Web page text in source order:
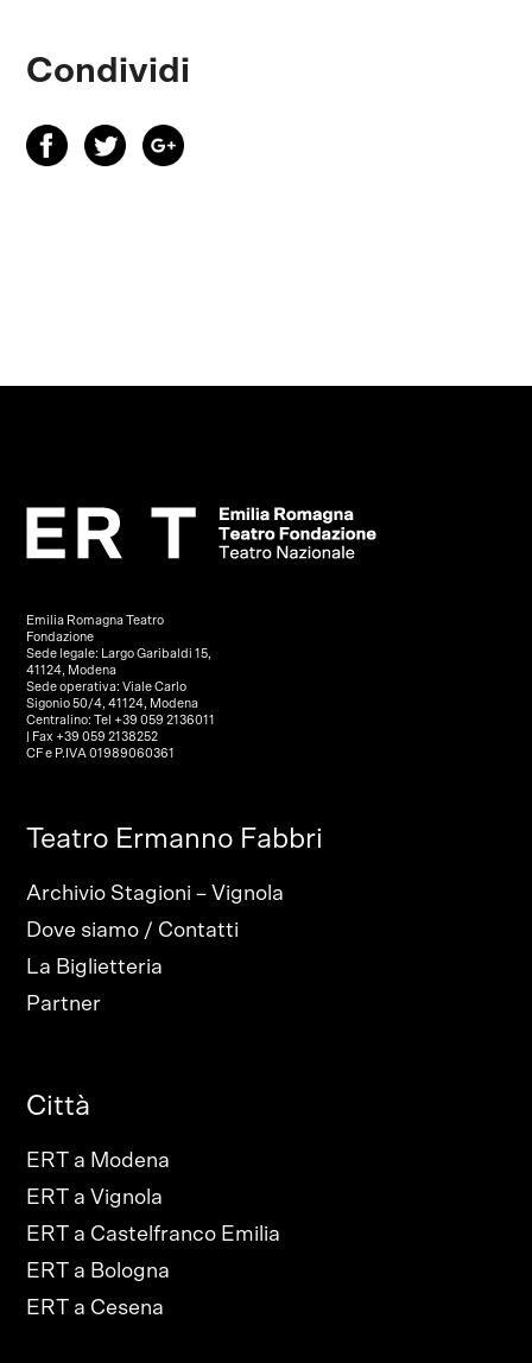
Condividi
Emilia Romagna Teatro
Fondazione
Sede legale: Largo Garibaldi 15,
41124, Modena
Sede operativa: Viale Carlo
Sigonio 50/4, 41124, Modena
Centralino: Tel +39 059 2136011
| Fax +39 059 2138252
CF e P.IVA 01989060361
Teatro Ermanno Fabbri
Archivio Stagioni – Vignola
Dove siamo / Contatti
La Biglietteria
Partner
Città
ERT a Modena
ERT a Vignola
ERT a Castelfranco Emilia
ERT a Bologna
ERT a Cesena